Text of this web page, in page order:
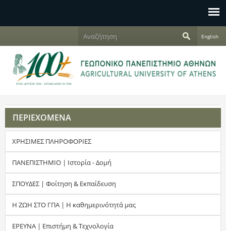
Φ
ό
μ
α
α
ν
α
ζ
ή
ζ
ή
τ
η
English
ΠΕΡΙΕΧΟΜΕΝΑ
ΧΡΗΣΙΜΕΣ ΠΛΗΡΟΦΟΡΙΕΣ
ΠΑΝΕΠΙΣΤΗΜΙΟ | Ιστορία - Δομή
ΣΠΟΥΔΕΣ | Φοίτηση & Εκπαίδευση
Η ΖΩΗ ΣΤΟ ΓΠΑ | Η καθημερινότητά μας
ΕΡΕΥΝΑ | Επιστήμη & Τεχνολογία